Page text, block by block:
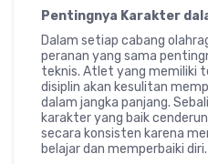
Pentingnya Karakter
Dalam setiap cabang
peranan yang sama
teknis. Atlet yang memiliki
disiplin akan kesulitan
dalam jangka panjang.
karakter yang baik
secara konsisten karena
belajar dan memperbaiki diri.